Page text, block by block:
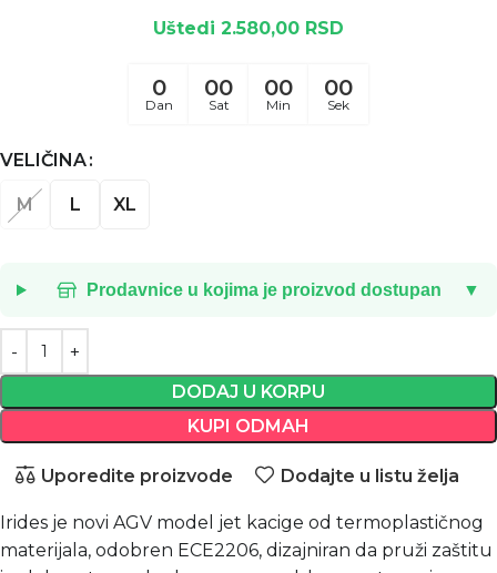
Uštedi 2.580,00 RSD
0
Dan
00
Sat
00
Min
00
Sek
VELIČINA
M L XL
Prodavnice u kojima je proizvod dostupan ▼
DODAJ U KORPU
KUPI ODMAH
Uporedite proizvode Dodajte u listu želja
Irides je novi AGV model jet kacige od termoplastičnog
materijala, odobren ECE2206, dizajniran da pruži zaštitu